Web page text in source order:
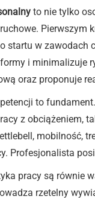
to nie tylko
Pierwszym
startu w zawodach
i minimalizuje
oraz proponuje
to
z obciążeniem,
mobilność,
Profesjonalista
pracy są równie
rzetelny